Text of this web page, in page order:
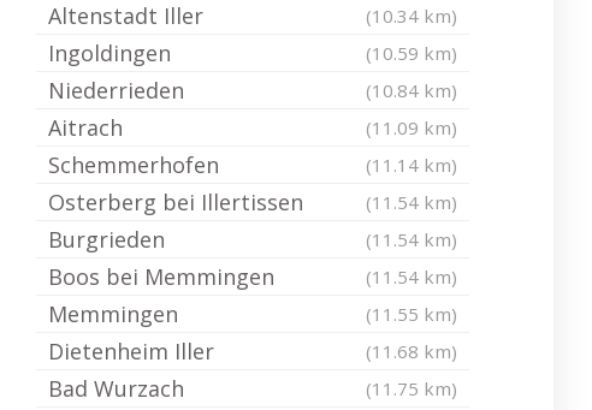
Altenstadt Iller (10.34 km)
Ingoldingen (10.59 km)
Niederrieden (10.84 km)
Aitrach (11.09 km)
Schemmerhofen (11.14 km)
Osterberg bei Illertissen (11.54 km)
Burgrieden (11.54 km)
Boos bei Memmingen (11.54 km)
Memmingen (11.55 km)
Dietenheim Iller (11.68 km)
Bad Wurzach (11.75 km)